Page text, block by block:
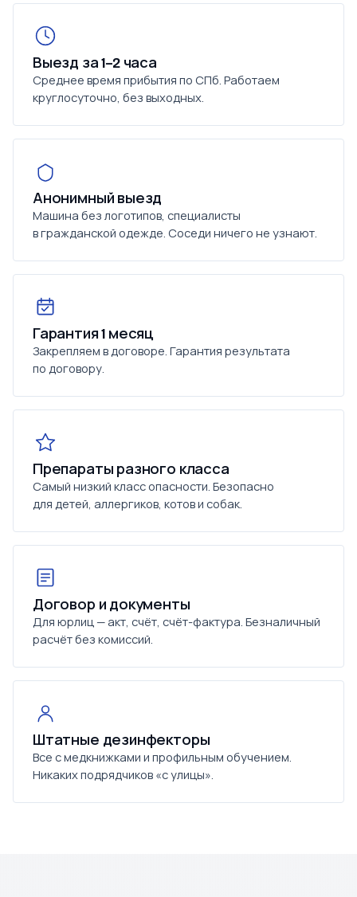
Выезд за 1–2 часа
Среднее время прибытия по СПб. Работаем
круглосуточно, без выходных.
Анонимный выезд
Машина без логотипов, специалисты
в гражданской одежде. Соседи ничего не узнают.
Гарантия 1 месяц
Закрепляем в договоре. Гарантия результата
по договору.
Препараты разного класса
Самый низкий класс опасности. Безопасно
для детей, аллергиков, котов и собак.
Договор и документы
Для юрлиц — акт, счёт, счёт-фактура. Безналичный
расчёт без комиссий.
Штатные дезинфекторы
Все с медкнижками и профильным обучением.
Никаких подрядчиков «с улицы».